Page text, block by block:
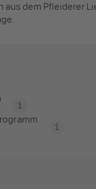
aus dem Pfleiderer